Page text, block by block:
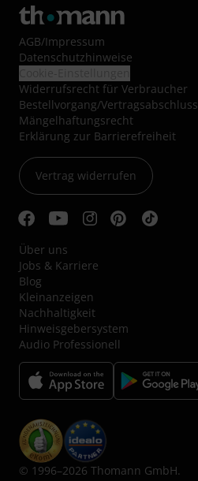
AGB/Impressum
Datenschutzhinweise
Widerrufsrecht für Verbraucher
Bestellvorgang/Vertragsabschluss
Mängelhaftungsrecht
Erklärung zur Barrierefreiheit
Vertrag widerrufen
Über uns
Jobs & Karriere
Blog
Kleinanzeigen
Nachhaltigkeit
Hinweisgebersystem
Audio Professionell
© 1996–2026 Thomann GmbH.